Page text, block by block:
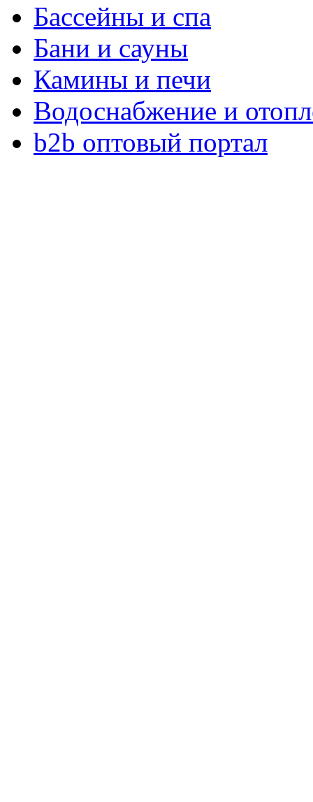
Бассейны и спа
Бани и сауны
Камины и печи
Водоснабжение и
b2b оптовый портал